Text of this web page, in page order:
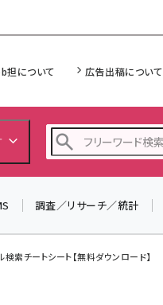
担について 広告出稿について
調査／リサーチ／統計
索チートシート【無料ダウンロード】